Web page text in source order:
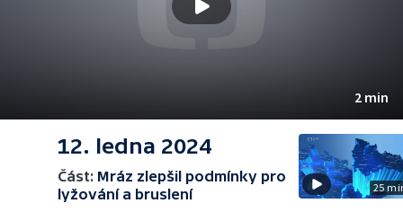
2 min
12. ledna 2024
Část: Mráz zlepšil podmínky pro
lyžování a bruslení
25